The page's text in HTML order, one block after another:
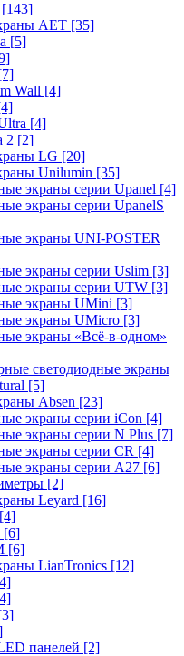
[143]
AET [35]
[5]
Wall [4]
[4]
2 [2]
LG [20]
Unilumin [35]
экраны серии Upanel [4]
экраны серии UpanelS
экраны UNI-POSTER
экраны серии Uslim [3]
экраны серии UTW [3]
экраны UMini [3]
экраны UMicro [3]
экраны «Всё-в-одном»
светодиодные экраны
[5]
Absen [23]
экраны серии iCon [4]
экраны серии N Plus [7]
экраны серии CR [4]
экраны серии А27 [6]
[2]
Leyard [16]
[4]
[6]
[6]
LianTronics [12]
панелей [2]